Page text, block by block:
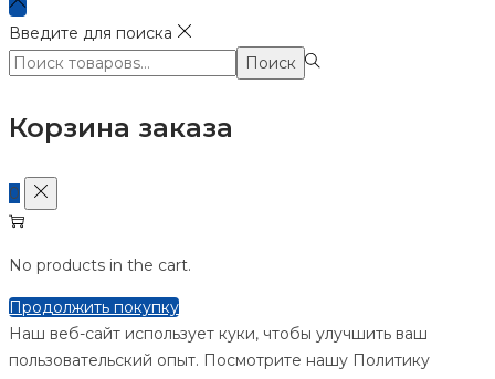
Введите для поиска
Поиск:>
Поиск
Корзина заказа
0
No products in the cart.
Продолжить покупку
Наш веб-сайт использует куки, чтобы улучшить ваш
пользовательский опыт. Посмотрите нашу Политику